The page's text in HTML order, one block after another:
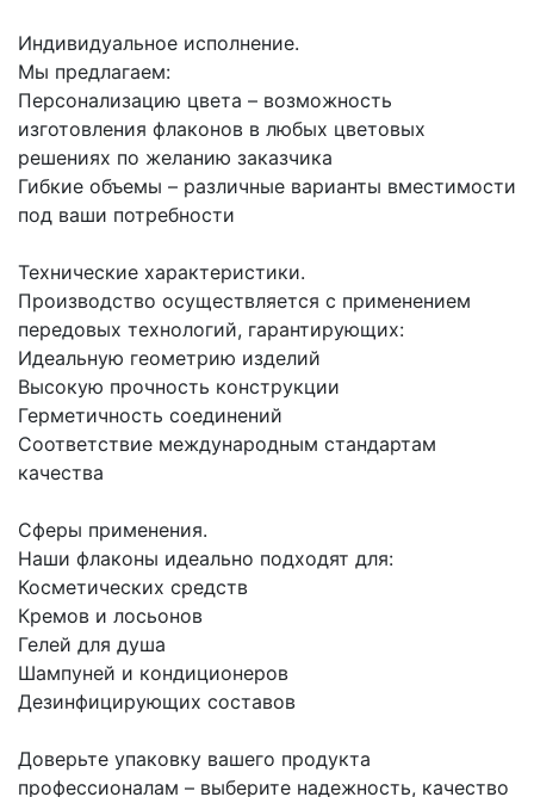
Индивидуальное исполнение.
Мы предлагаем:
Персонализацию цвета – возможность
изготовления флаконов в любых цветовых
решениях по желанию заказчика
Гибкие объемы – различные варианты вместимости
под ваши потребности
Технические характеристики.
Производство осуществляется с применением
передовых технологий, гарантирующих:
Идеальную геометрию изделий
Высокую прочность конструкции
Герметичность соединений
Соответствие международным стандартам
качества
Сферы применения.
Наши флаконы идеально подходят для:
Косметических средств
Кремов и лосьонов
Гелей для душа
Шампуней и кондиционеров
Дезинфицирующих составов
Доверьте упаковку вашего продукта
профессионалам – выберите надежность, качество